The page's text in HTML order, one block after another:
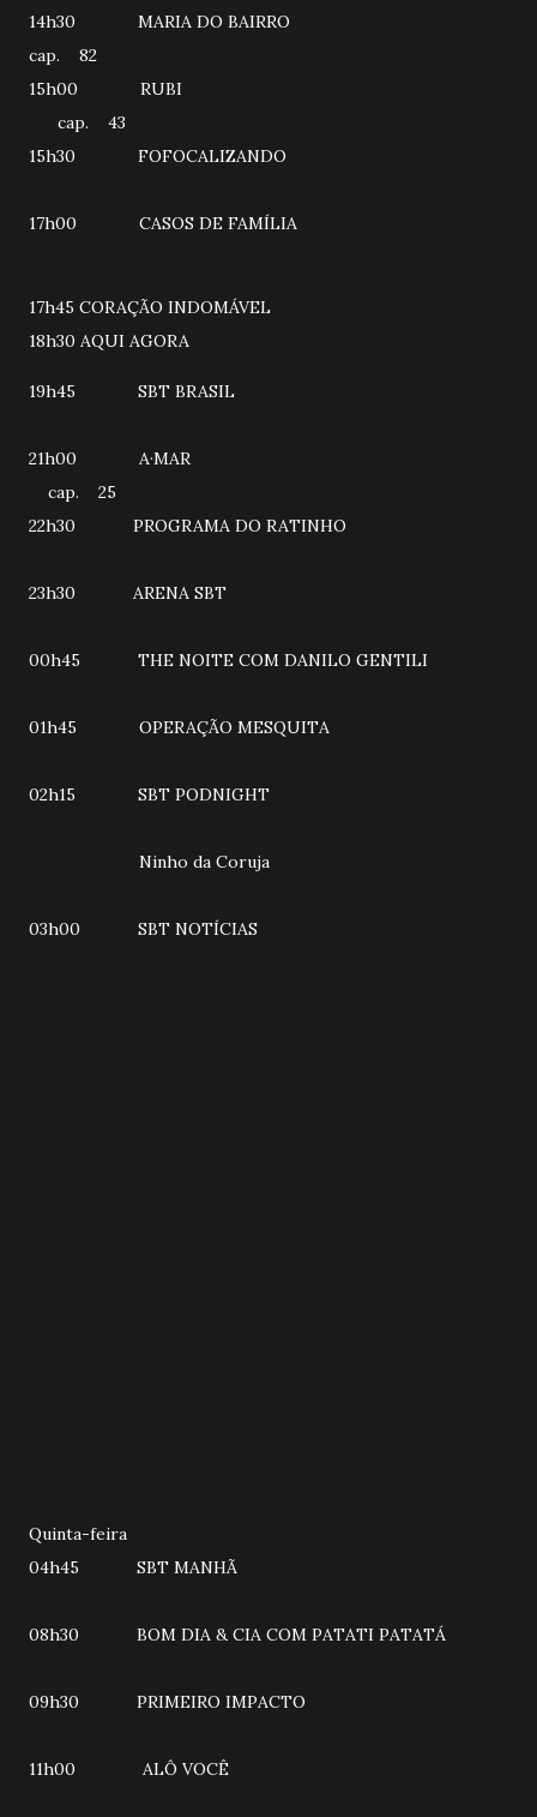
14h30 MARIA DO BAIRRO
cap. 82
15h00 RUBI
cap. 43
15h30 FOFOCALIZANDO
17h00 CASOS DE FAMÍLIA
17h45 CORAÇÃO INDOMÁVEL
18h30 AQUI AGORA
19h45 SBT BRASIL
21h00 A·MAR
cap. 25
22h30 PROGRAMA DO RATINHO
23h30 ARENA SBT
00h45 THE NOITE COM DANILO GENTILI
01h45 OPERAÇÃO MESQUITA
02h15 SBT PODNIGHT
Ninho da Coruja
03h00 SBT NOTÍCIAS
Quinta-feira
04h45 SBT MANHÃ
08h30 BOM DIA & CIA COM PATATI PATATÁ
09h30 PRIMEIRO IMPACTO
11h00 ALÔ VOCÊ